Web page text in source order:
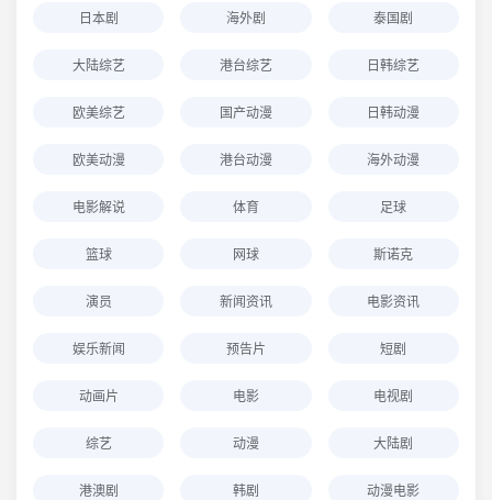
日本剧 海外剧 泰国剧
大陆综艺 港台综艺 日韩综艺
欧美综艺 国产动漫 日韩动漫
欧美动漫 港台动漫 海外动漫
电影解说 体育 足球
篮球 网球 斯诺克
演员 新闻资讯 电影资讯
娱乐新闻 预告片 短剧
动画片 电影 电视剧
综艺 动漫 大陆剧
港澳剧 韩剧 动漫电影